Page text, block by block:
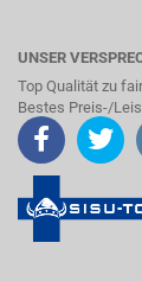
UNSER
Top Qualität zu
Bestes Preis-/